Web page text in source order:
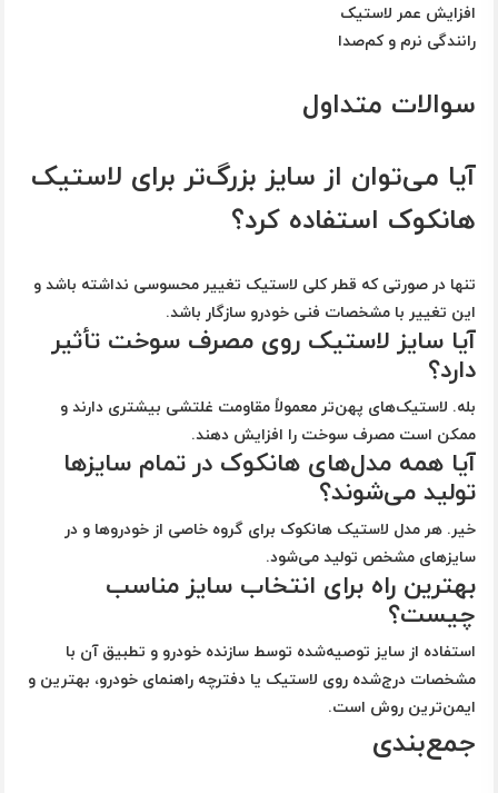
افزایش عمر لاستیک
رانندگی نرم و کم‌صدا
سوالات متداول
آیا می‌توان از سایز بزرگ‌تر برای لاستیک
هانکوک استفاده کرد؟
تنها در صورتی که قطر کلی لاستیک تغییر محسوسی نداشته باشد و
این تغییر با مشخصات فنی خودرو سازگار باشد.
آیا سایز لاستیک روی مصرف سوخت تأثیر
دارد؟
بله. لاستیک‌های پهن‌تر معمولاً مقاومت غلتشی بیشتری دارند و
ممکن است مصرف سوخت را افزایش دهند.
آیا همه مدل‌های هانکوک در تمام سایزها
تولید می‌شوند؟
خیر. هر مدل لاستیک هانکوک برای گروه خاصی از خودروها و در
سایزهای مشخص تولید می‌شود.
بهترین راه برای انتخاب سایز مناسب
چیست؟
استفاده از سایز توصیه‌شده توسط سازنده خودرو و تطبیق آن با
مشخصات درج‌شده روی لاستیک یا دفترچه راهنمای خودرو، بهترین و
ایمن‌ترین روش است.
جمع‌بندی